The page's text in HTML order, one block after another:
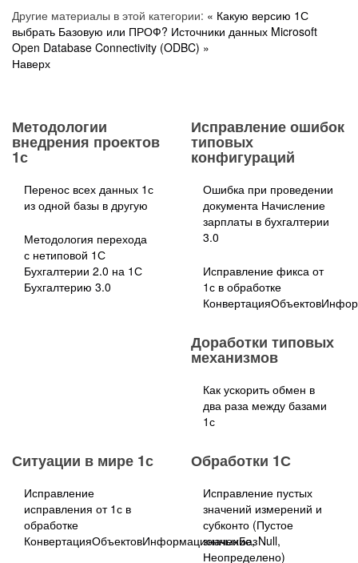
Другие материалы в этой категории: « Какую версию 1С
выбрать Базовую или ПРОФ? Источники данных Microsoft
Open Database Connectivity (ODBC) »
Наверх
Методологии
внедрения проектов
1с
Перенос всех данных 1с
из одной базы в другую
Методология перехода
с нетиповой 1С
Бухгалтерии 2.0 на 1С
Бухгалтерию 3.0
Исправление ошибок
типовых
конфигураций
Ошибка при проведении
документа Начисление
зарплаты в бухгалтерии
3.0
Исправление фикса от
1с в обработке
Доработки типовых
механизмов
Как ускорить обмен в
два раза между базами
1с
Ситуации в мире 1с
Исправление
исправления от 1с в
обработке
КонвертацияОбъектовИнформационныхБаз
Обработки 1С
Исправление пустых
значений измерений и
субконто (Пустое
значение, Null,
Неопределено)